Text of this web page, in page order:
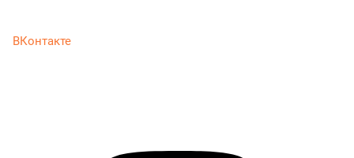
ВКонтакте